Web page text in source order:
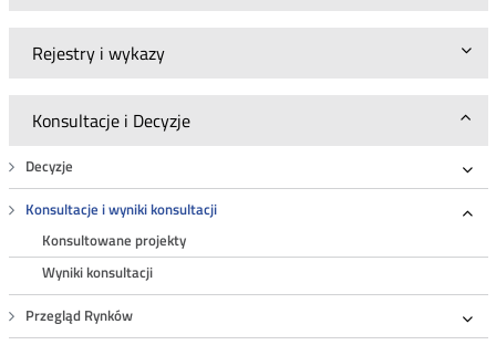
Rejestry i wykazy
Konsultacje i Decyzje
Decyzje
Konsultacje i wyniki konsultacji
Konsultowane projekty
Wyniki konsultacji
Przegląd Rynków